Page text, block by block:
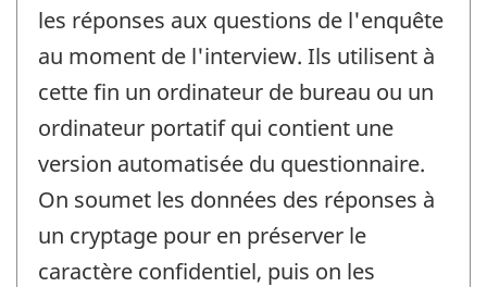
les réponses aux questions de l'enquête
au moment de l'interview. Ils utilisent à
cette fin un ordinateur de bureau ou un
ordinateur portatif qui contient une
version automatisée du questionnaire.
On soumet les données des réponses à
un cryptage pour en préserver le
caractère confidentiel, puis on les